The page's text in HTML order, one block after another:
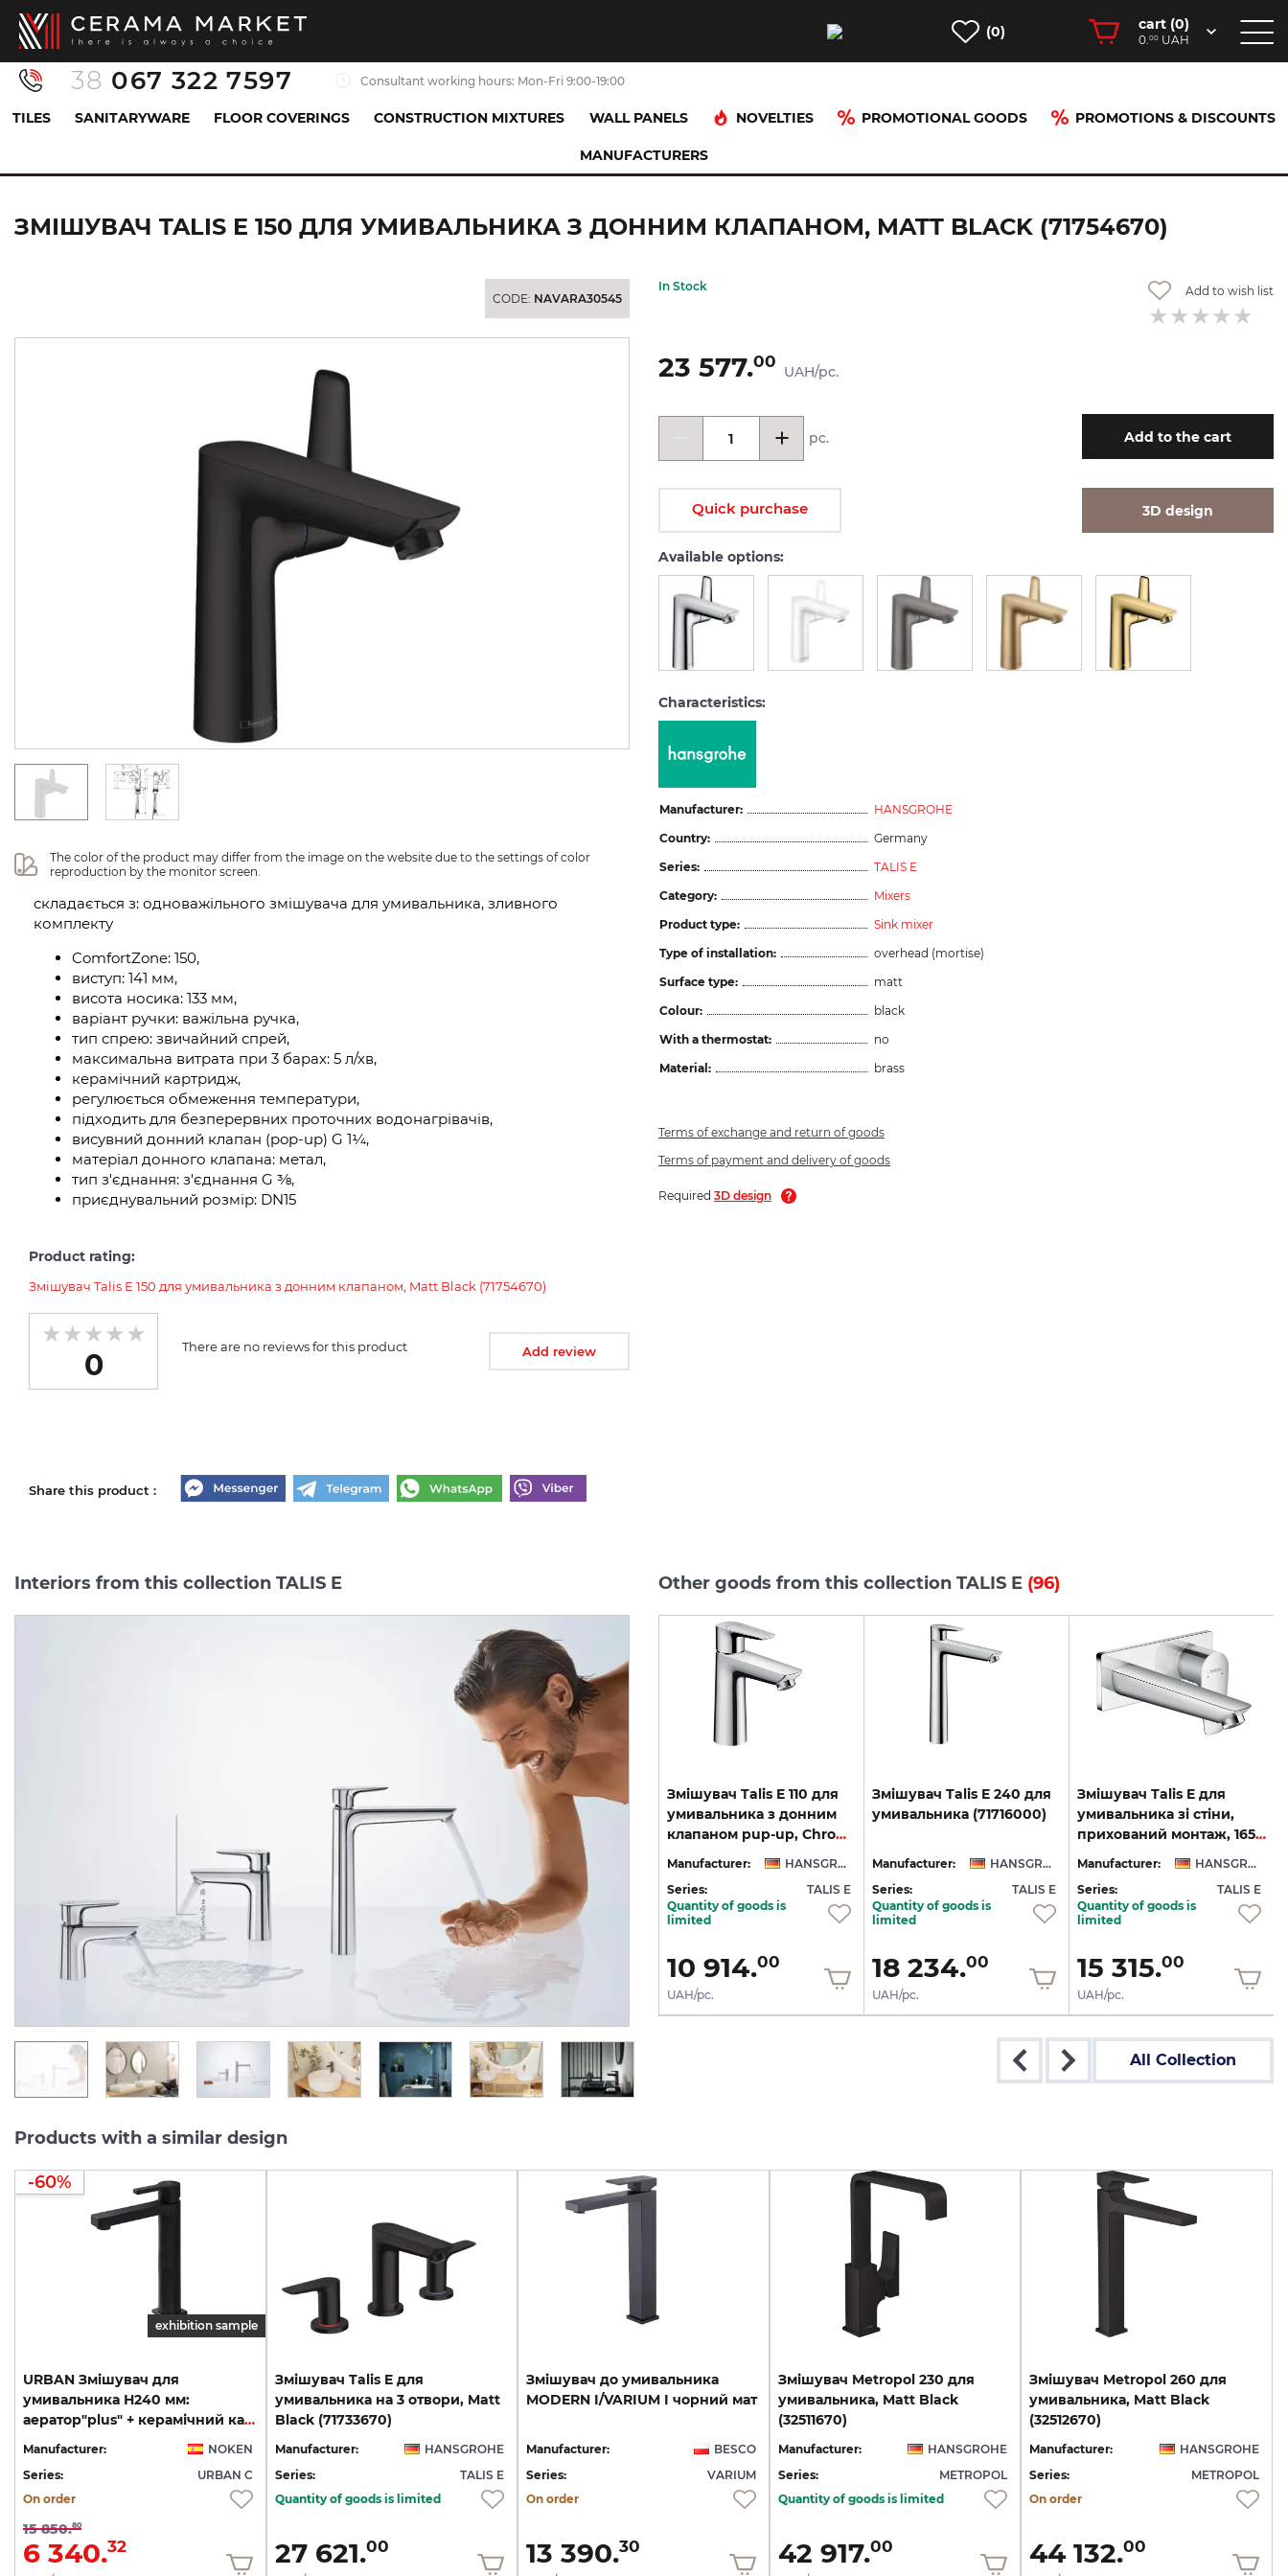
(0) cart (0)
0.00 UAH
38 067 322 7597 Consultant working hours: Mon-Fri 9:00-19:00
TILES SANITARYWARE FLOOR COVERINGS CONSTRUCTION MIXTURES WALL PANELS NOVELTIES PROMOTIONAL GOODS PROMOTIONS & DISCOUNTS
MANUFACTURERS
Змішувач Talis E 150 для умивальника з донним клапаном, Matt Black (71754670)
ЗМІШУВАЧ TALIS E 150 ДЛЯ УМИВАЛЬНИКА З ДОННИМ КЛАПАНОМ, MATT BLACK (71754670)
CODE: NAVARA30545
The color of the product may differ from the image on the website due to the settings of color
reproduction by the monitor screen.
складається з: одноважільного змішувача для умивальника, зливного
комплекту
ComfortZone: 150,
виступ: 141 мм,
висота носика: 133 мм,
варіант ручки: важільна ручка,
тип спрею: звичайний спрей,
максимальна витрата при 3 барах: 5 л/хв,
керамічний картридж,
регулюється обмеження температури,
підходить для безперервних проточних водонагрівачів,
висувний донний клапан (pop-up) G 1¼,
матеріал донного клапана: метал,
тип з'єднання: з'єднання G ⅜,
приєднувальний розмір: DN15
In Stock Add to wish list
23 577.00
UAH/pc.
pc. Add to the cart
Quick purchase 3D design
Available options:
Characteristics:
Manufacturer:
HANSGROHE
Country:
Germany
Series:
TALIS E
Category:
Mixers
Product type:
Sink mixer
Type of installation:
overhead (mortise)
Surface type:
matt
Colour:
black
With a thermostat:
no
Material:
brass
Terms of exchange and return of goods
Terms of payment and delivery of goods
Required 3D design
Product rating:
Змішувач Talis E 150 для умивальника з донним клапаном, Matt Black (71754670)
0
There are no reviews for this product Add review
Share this product :
Interiors from this collection TALIS E Other goods from this collection TALIS E (96)
прихованого монтажу
TALIS E
In Stock
9 864. 00
Змішувач Talis E врізний
на край ванни 3 отвори
Manufacturer:
Series:
Quantity of goods is
limited
29 619. 00
Змішувач Talis E для
умивальника на 3 отвори,
Matt Black (71733670)
Quantity of goods is
limited
00
UAH/pc.
Змішувач Talis E 110 для
умивальника з донним
клапаном pup-up, Chrome (71710000)
Manufacturer:
HANSGROHE
Series:
TALIS E
Quantity of goods is
limited
10 914.00
UAH/pc.
Змішувач Talis E 240 для
умивальника (71716000)
Manufacturer:
HANSGROHE
Series:
TALIS E
Quantity of goods is
limited
18 234.00
UAH/pc.
Змішувач Talis E для
умивальника зі стіни,
прихований монтаж, 165 мм, Chrome (71732000)
Manufacturer:
HANSGROHE
Series:
TALIS E
Quantity of goods is
limited
15 315.00
UAH/pc.
All Collection
Products with a similar design
exhibition sample
-60%
URBAN Змішувач для
умивальника Н240 мм:
аератор"plus" + керамічний картридж d25мм (100121372)
Manufacturer:
NOKEN
Series:
URBAN C
On order
15 850.80
6 340.32
Змішувач Talis E для
умивальника на 3 отвори, Matt
Black (71733670)
Manufacturer:
HANSGROHE
Series:
TALIS E
Quantity of goods is limited
27 621.00
Змішувач до умивальника
MODERN I/VARIUM I чорний мат
Manufacturer:
BESCO
Series:
VARIUM
On order
13 390.30
Змішувач Metropol 230 для
умивальника, Matt Black
(32511670)
Manufacturer:
HANSGROHE
Series:
METROPOL
Quantity of goods is limited
42 917.00
Змішувач Metropol 260 для
умивальника, Matt Black
(32512670)
Manufacturer:
HANSGROHE
Series:
METROPOL
On order
44 132.00